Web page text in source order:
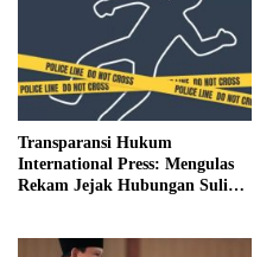
Transparansi Hukum
International Press: Mengulas
Rekam Jejak Hubungan Suli